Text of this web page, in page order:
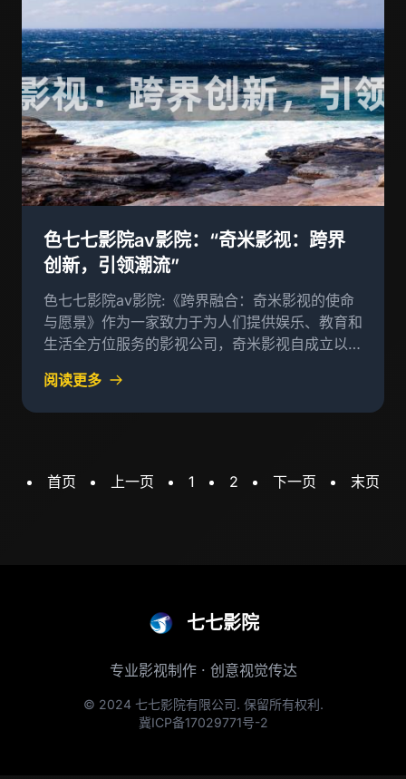
色七七影院av影院：“奇米影视：跨界
创新，引领潮流”
色七七影院av影院:《跨界融合：奇米影视的使命
与愿景》作为一家致力于为人们提供娱乐、教育和
生活全方位服务的影视公司，奇米影视自成立以来
业界的领军者
阅读更多
首页 上一页 1 2 下一页 末页
七七影院
专业影视制作 · 创意视觉传达
© 2024 七七影院有限公司. 保留所有权利.
冀ICP备17029771号-2